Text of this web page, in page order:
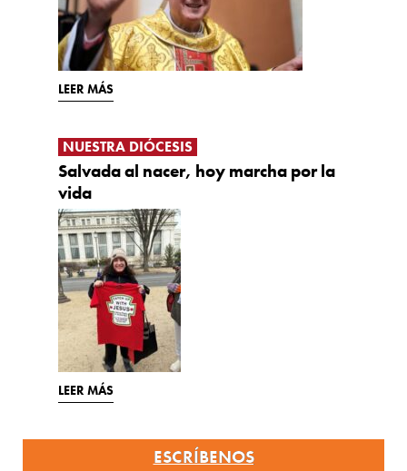
LEER MÁS
NUESTRA DIÓCESIS
Salvada al nacer, hoy marcha por la
vida
LEER MÁS
ESCRÍBENOS